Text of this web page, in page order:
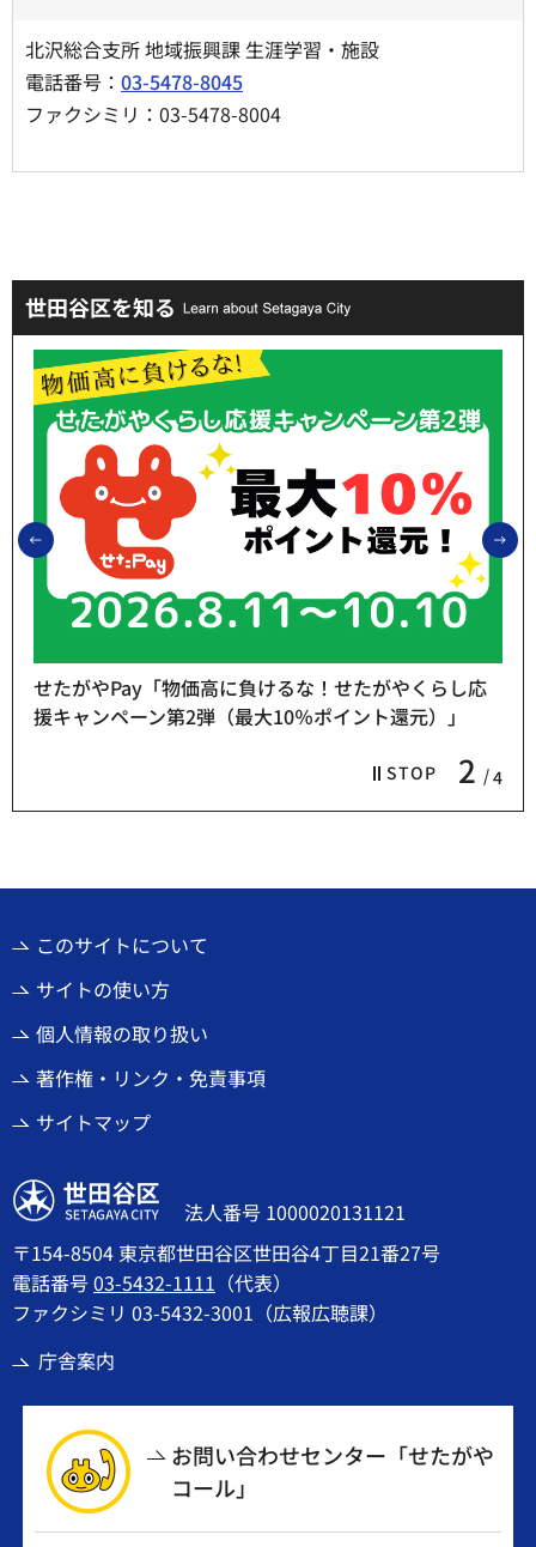
北沢総合支所 地域振興課 生涯学習・施設
電話番号： 03-5478-8045
ファクシミリ：03-5478-8004
世田谷区を知る
前のスライドを表示
STOP 2 4
せたがやPay「物価高に負けるな！せたがやくらし応
援キャンペーン第2弾（最大10％ポイント還元）」
このサイトについて
サイトの使い方
個人情報の取り扱い
著作権・リンク・免責事項
サイトマップ
世田谷区
法人番号 1000020131121
〒154-8504 東京都世田谷区世田谷4丁目21番27号
電話番号03-5432-1111 （代表）
ファクシミリ 03-5432-3001（広報広聴課）
庁舎案内
お問い合わせセンター「せたがや
コール」